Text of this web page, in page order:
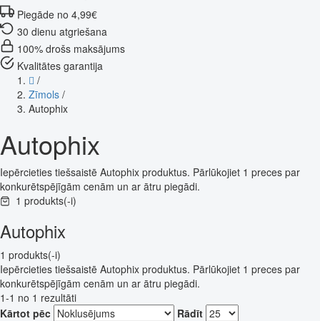
Piegāde no 4,99€
30 dienu atgriešana
100% drošs maksājums
Kvalitātes garantija
/
Zīmols /
Autophix
Autophix
Iepērcieties tiešsaistē Autophix produktus. Pārlūkojiet 1 preces par
konkurētspējīgām cenām un ar ātru piegādi.
1 produkts(-i)
Autophix
1 produkts(-i)
Iepērcieties tiešsaistē Autophix produktus. Pārlūkojiet 1 preces par
konkurētspējīgām cenām un ar ātru piegādi.
1-1 no 1 rezultāti
Kārtot pēc
Rādīt